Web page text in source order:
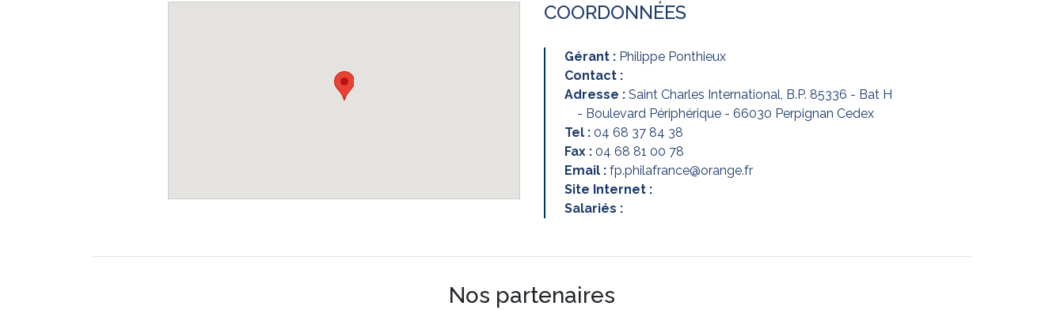
COORDONNÉES
Gérant : Philippe Ponthieux
Contact :
Adresse : Saint Charles International, B.P. 85336 - Bat H
- Boulevard Périphérique - 66030 Perpignan Cedex
Tel : 04 68 37 84 38
Fax : 04 68 81 00 78
Email : fp.philafrance@orange.fr
Site Internet :
Salariés :
Nos partenaires